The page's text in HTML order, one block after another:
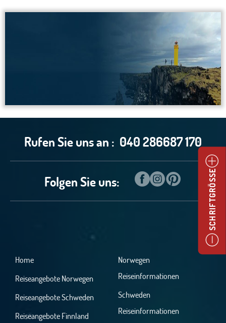
Rufen Sie uns an : 040 286687 170
Folgen Sie uns:
Home
Reiseangebote Norwegen
Reiseangebote Schweden
Reiseangebote Finnland
Norwegen
Reiseinformationen
Schweden
Reiseinformationen
SCHRIFTGRÖSSE